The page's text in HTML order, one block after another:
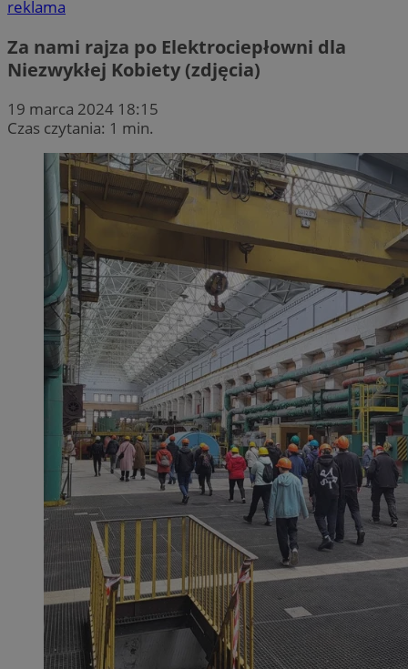
reklama
Za nami rajza po Elektrociepłowni dla
Niezwykłej Kobiety (zdjęcia)
19 marca 2024 18:15
Czas czytania: 1 min.